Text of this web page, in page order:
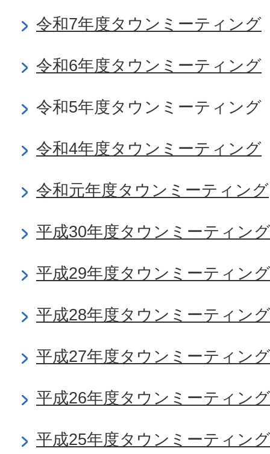
令和7年度タウンミーティング
令和6年度タウンミーティング
令和5年度タウンミーティング
令和4年度タウンミーティング
令和元年度タウンミーティング
平成30年度タウンミーティング
平成29年度タウンミーティング
平成28年度タウンミーティング
平成27年度タウンミーティング
平成26年度タウンミーティング
平成25年度タウンミーティング